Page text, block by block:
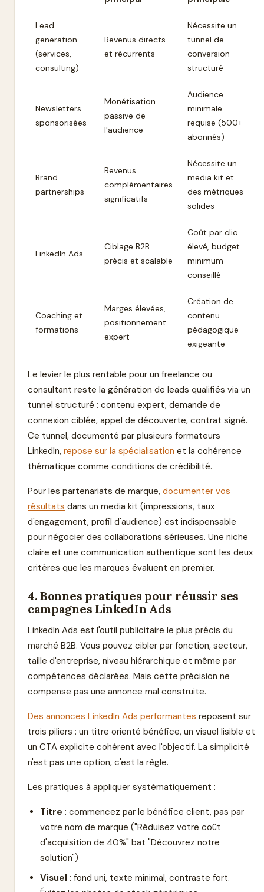
Lead
generation
(services,
consulting)
Revenus directs
et récurrents
Nécessite un
tunnel de
conversion
structuré
Newsletters
sponsorisées
Monétisation
passive de
l'audience
Audience
minimale
requise (500+
abonnés)
Brand
partnerships
Revenus
complémentaires
significatifs
Nécessite un
media kit et
des métriques
solides
LinkedIn Ads
Ciblage B2B
précis et scalable
Coût par clic
élevé, budget
minimum
conseillé
Coaching et
formations
Marges élevées,
positionnement
expert
Création de
contenu
pédagogique
exigeante
Le levier le plus rentable pour un freelance ou
consultant reste la génération de leads qualifiés via un
tunnel structuré : contenu expert, demande de
connexion ciblée, appel de découverte, contrat signé.
Ce tunnel, documenté par plusieurs formateurs
LinkedIn, repose sur la spécialisation et la cohérence
thématique comme conditions de crédibilité.
Pour les partenariats de marque, documenter vos
résultats dans un media kit (impressions, taux
d'engagement, profil d'audience) est indispensable
pour négocier des collaborations sérieuses. Une niche
claire et une communication authentique sont les deux
critères que les marques évaluent en premier.
4. Bonnes pratiques pour réussir ses
campagnes LinkedIn Ads
LinkedIn Ads est l'outil publicitaire le plus précis du
marché B2B. Vous pouvez cibler par fonction, secteur,
taille d'entreprise, niveau hiérarchique et même par
compétences déclarées. Mais cette précision ne
compense pas une annonce mal construite.
Des annonces LinkedIn Ads performantes reposent sur
trois piliers : un titre orienté bénéfice, un visuel lisible et
un CTA explicite cohérent avec l'objectif. La simplicité
n'est pas une option, c'est la règle.
Les pratiques à appliquer systématiquement :
Titre : commencez par le bénéfice client, pas par
votre nom de marque ("Réduisez votre coût
d'acquisition de 40%" bat "Découvrez notre
solution")
Visuel : fond uni, texte minimal, contraste fort.